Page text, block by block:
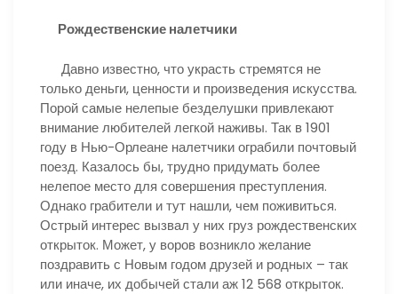
Рождественские налетчики
Давно известно, что украсть стремятся не
только деньги, ценности и произведения искусства.
Порой самые нелепые безделушки привлекают
внимание любителей легкой наживы. Так в 1901
году в Нью-Орлеане налетчики ограбили почтовый
поезд. Казалось бы, трудно придумать более
нелепое место для совершения преступления.
Однако грабители и тут нашли, чем поживиться.
Острый интерес вызвал у них груз рождественских
открыток. Может, у воров возникло желание
поздравить с Новым годом друзей и родных – так
или иначе, их добычей стали аж 12 568 открыток.